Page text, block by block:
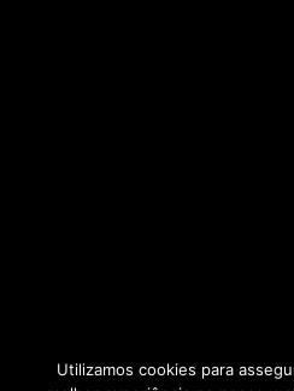
Utilizamos cookies para